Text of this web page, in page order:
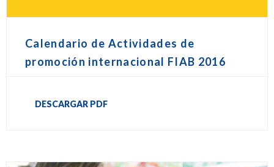
Calendario de Actividades de
promoción internacional FIAB 2016
DESCARGAR PDF